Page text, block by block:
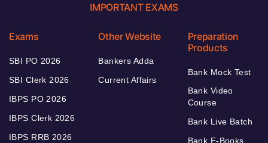
IMPORTANT EXAMS
Exams
SBI PO 2026
SBI Clerk 2026
IBPS PO 2026
IBPS Clerk 2026
IBPS RRB 2026
Other Website
Bankers Adda
Current Affairs
Preparation
Products
Bank Mock Test
Bank Video
Course
Bank Live Batch
Bank E-Books